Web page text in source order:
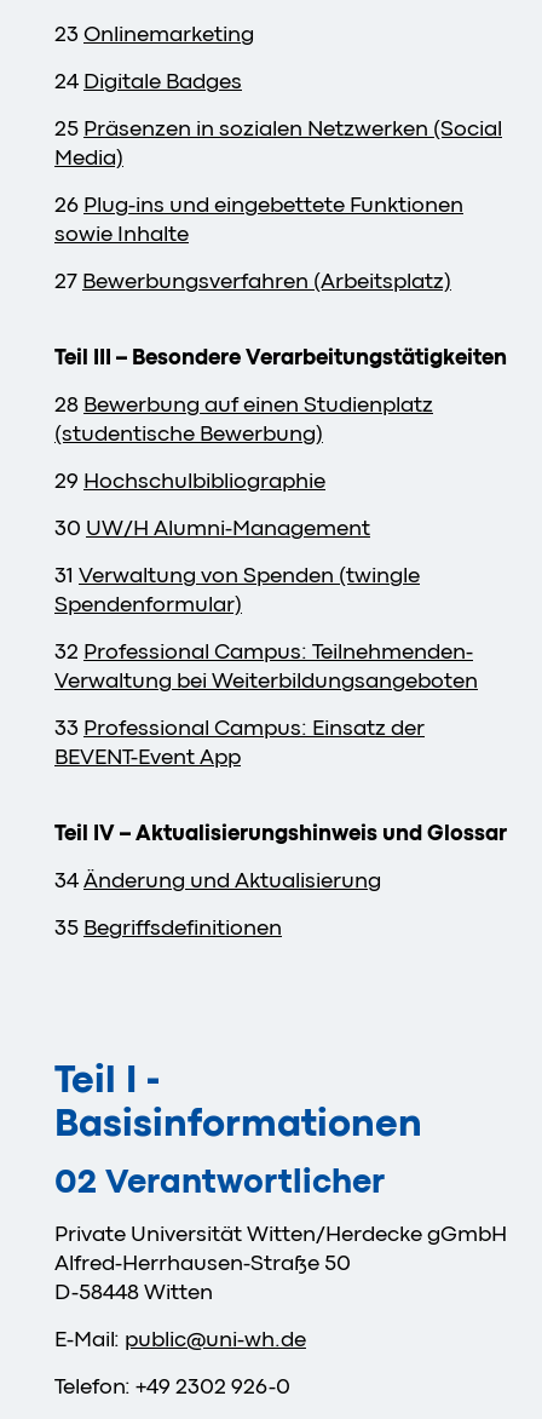
23 Onlinemarketing
24 Digitale Badges
25 Präsenzen in sozialen Netzwerken (Social
Media)
26 Plug-ins und eingebettete Funktionen
sowie Inhalte
27 Bewerbungsverfahren (Arbeitsplatz)
Teil III – Besondere Verarbeitungstätigkeiten
28 Bewerbung auf einen Studienplatz
(studentische Bewerbung)
29 Hochschulbibliographie
30 UW/H Alumni-Management
31 Verwaltung von Spenden (twingle
Spendenformular)
32 Professional Campus: Teilnehmenden-
Verwaltung bei Weiterbildungsangeboten
33 Professional Campus: Einsatz der
BEVENT-Event App
Teil IV – Aktualisierungshinweis und Glossar
34 Änderung und Aktualisierung
35 Begriffsdefinitionen
Teil I -
Basisinformationen
02 Verantwortlicher
Private Universität Witten/Herdecke gGmbH
Alfred-Herrhausen-Straße 50
D-58448 Witten
E-Mail: public@uni-wh.de
Telefon: +49 2302 926-0